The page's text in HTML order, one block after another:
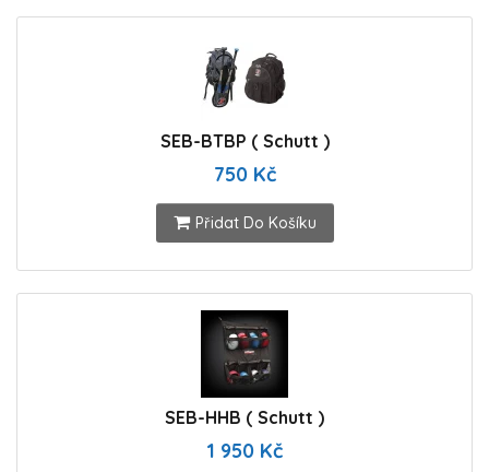
SEB-BTBP ( Schutt )
750 Kč
Přidat Do Košíku
SEB-HHB ( Schutt )
1 950 Kč